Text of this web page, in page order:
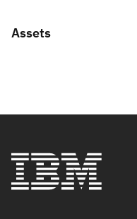
Assets